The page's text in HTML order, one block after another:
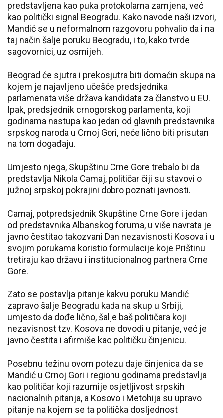
predstavljena kao puka protokolarna zamjena, već
kao politički signal Beogradu. Kako navode naši izvori,
Mandić se u neformalnom razgovoru pohvalio da i na
taj način šalje poruku Beogradu, i to, kako tvrde
sagovornici, uz osmijeh.
Beograd će sjutra i prekosjutra biti domaćin skupa na
kojem je najavljeno učešće predsjednika
parlamenata više država kandidata za članstvo u EU.
Ipak, predsjednik crnogorskog parlamenta, koji
godinama nastupa kao jedan od glavnih predstavnika
srpskog naroda u Crnoj Gori, neće lično biti prisutan
na tom događaju.
Umjesto njega, Skupštinu Crne Gore trebalo bi da
predstavlja Nikola Camaj, političar čiji su stavovi o
južnoj srpskoj pokrajini dobro poznati javnosti.
Camaj, potpredsjednik Skupštine Crne Gore i jedan
od predstavnika Albanskog foruma, u više navrata je
javno čestitao takozvani Dan nezavisnosti Kosova i u
svojim porukama koristio formulacije koje Prištinu
tretiraju kao državu i institucionalnog partnera Crne
Gore.
Zato se postavlja pitanje kakvu poruku Mandić
zapravo šalje Beogradu kada na skup u Srbiji,
umjesto da dođe lično, šalje baš političara koji
nezavisnost tzv. Kosova ne dovodi u pitanje, već je
javno čestita i afirmiše kao političku činjenicu.
Posebnu težinu ovom potezu daje činjenica da se
Mandić u Crnoj Gori i regionu godinama predstavlja
kao političar koji razumije osjetljivost srpskih
nacionalnih pitanja, a Kosovo i Metohija su upravo
pitanje na kojem se ta politička dosljednost